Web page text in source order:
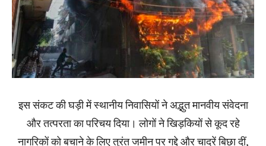
इस संकट की घड़ी में स्थानीय निवासियों ने अद्भुत मानवीय संवेदना
और तत्परता का परिचय दिया। लोगों ने खिड़कियों से कूद रहे
नागरिकों को बचाने के लिए तुरंत जमीन पर गद्दे और चादरें बिछा दीं,